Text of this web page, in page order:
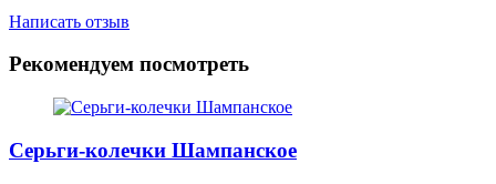
Написать отзыв
Рекомендуем посмотреть
Серьги-колечки Шампанское